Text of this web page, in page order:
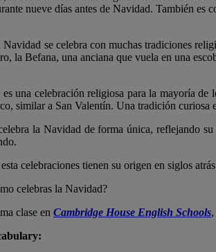
nueve días antes de Navidad. También
se celebra con muchas tradiciones
la Befana, una anciana que vuela en una
una celebración religiosa para la mayoría de
similar a San Valentín. Una tradición curiosa
la Navidad de forma única, reflejando
celebraciones tienen su origen en siglos
celebras la Navidad?
clase en Cambridge House English Schools